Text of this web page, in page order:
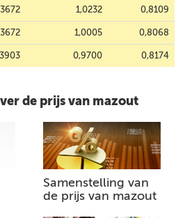
1,0232 0,8109
1,0005 0,8068
0,9700 0,8174
de prijs van mazout
Samenstelling van
de prijs van mazout